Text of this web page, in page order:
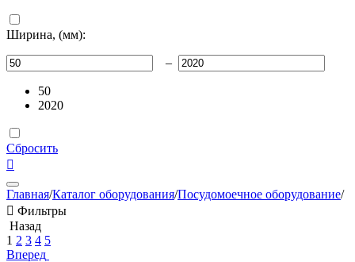
Ширина, (мм):
–
50
2020
Сбросить

Главная/Каталог оборудования/Посудомоечное оборудование/
 Фильтры
Назад
1 2 3 4 5
Вперед